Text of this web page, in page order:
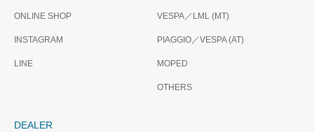
OUT…..TOMOS
ONLINE SHOP
INSTAGRAM
LINE
VESPA／LML (MT)
PIAGGIO／VESPA (AT)
MOPED
OTHERS
DEALER